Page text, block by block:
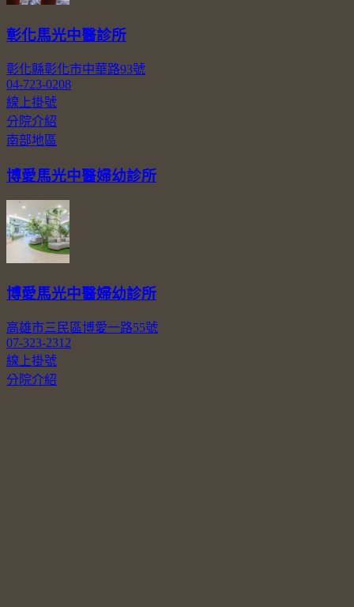
彰化馬光中醫診所
彰化縣彰化市中華路93號
04-723-0208
線上掛號
分院介紹
南部地區
博愛馬光中醫婦幼診所
博愛馬光中醫婦幼診所
高雄市三民區博愛一路55號
07-323-2312
線上掛號
分院介紹